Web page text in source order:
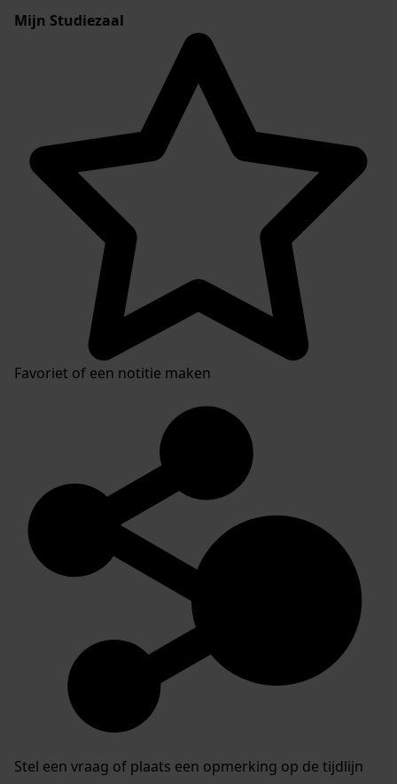
Mijn Studiezaal
Favoriet of een notitie maken
Stel een vraag of plaats een opmerking op de tijdlijn